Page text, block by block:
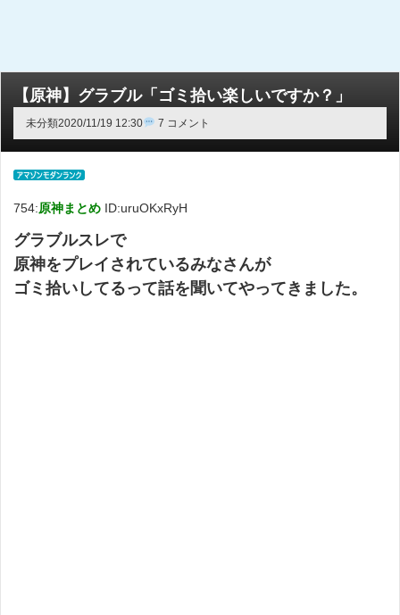
【原神】グラブル「ゴミ拾い楽しいですか？」
未分類2020/11/19 12:30 7 コメント
754:原神まとめ ID:uruOKxRyH
グラブルスレで
原神をプレイされているみなさんが
ゴミ拾いしてるって話を聞いてやってきました。